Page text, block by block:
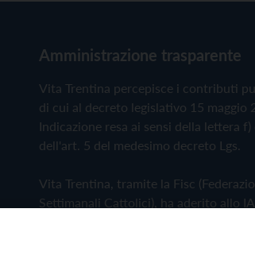
Amministrazione trasparente
Vita Trentina percepisce i contributi
di cui al decreto legislativo 15 maggio
Indicazione resa ai sensi della lettera
dell'art. 5 del medesimo decreto Lgs.
Vita Trentina, tramite la Fisc
Settimanali Cattolici), ha aderito allo